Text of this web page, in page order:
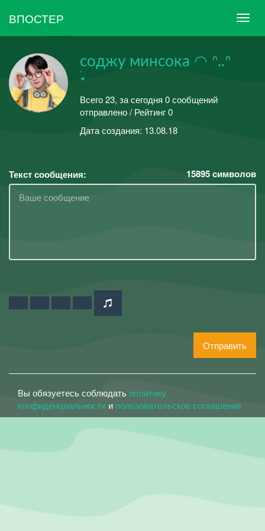
ВПОСТЕР
соджу минсока ◠ ᐢ..ᐢ
࣪˖
Всего 23, за сегодня 0 сообщений
отправлено / Рейтинг 0
Дата создания: 13.08.18
Текст сообщения: 15895символов
Отправить
Вы обязуетесь соблюдать политику
конфиденциальности и пользовательское соглашение